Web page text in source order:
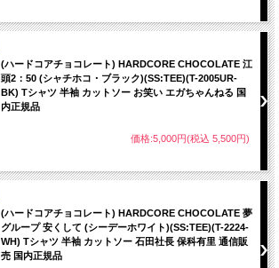
(ハードコアチョコレート) HARDCORE CHOCOLATE 江
頭2：50 (シャチホコ・ブラック)(SS:TEE)(T-2005UR-
BK) Tシャツ 半袖 カットソー お笑い エガちゃんねる 国
内正規品
価格:5,000円(税込 5,500円)
(ハードコアチョコレート) HARDCORE CHOCOLATE 夢
グループ 安くして (シーデーホワイト)(SS:TEE)(T-2224-
WH) Tシャツ 半袖 カットソー 石田社長 保科有里 通信販
売 国内正規品